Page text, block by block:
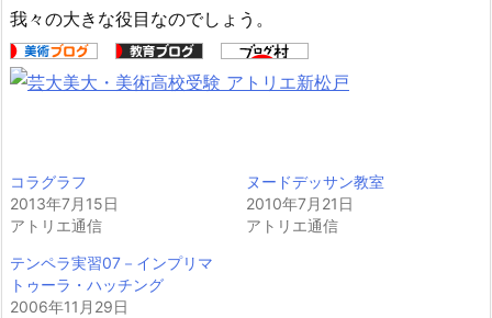
我々の大きな役目なのでしょう。
コラグラフ
2013年7月15日
アトリエ通信
ヌードデッサン教室
2010年7月21日
アトリエ通信
テンペラ実習07－インプリマ
トゥーラ・ハッチング
2006年11月29日